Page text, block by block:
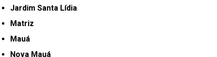
Jardim Santa Lídia
Matriz
Mauá
Nova Mauá